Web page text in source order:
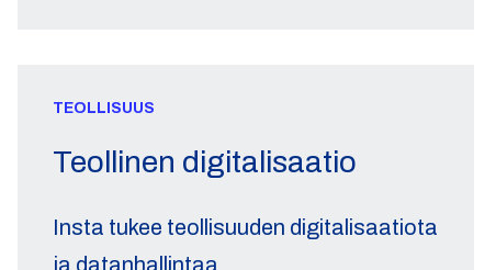
TEOLLISUUS
Teollinen digitalisaatio
Insta tukee teollisuuden digitalisaatiota
ja datanhallintaa